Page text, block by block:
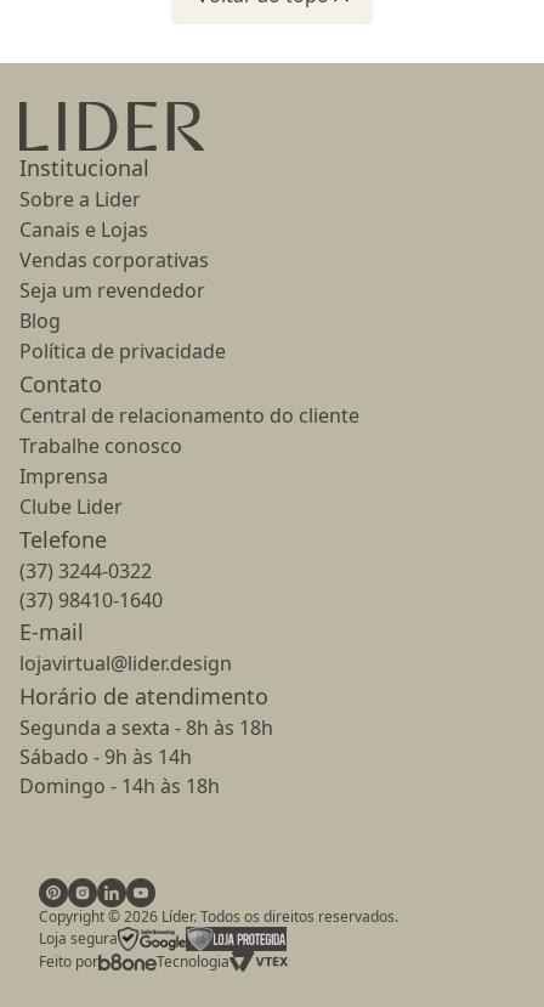
Ir para a página inicial
Institucional
Sobre a Lider
Canais e Lojas
Vendas corporativas
Seja um revendedor
Blog
Política de privacidade
Contato
Central de relacionamento do cliente
Trabalhe conosco
Imprensa
Clube Lider
Telefone
(37) 3244-0322
(37) 98410-1640
E-mail
lojavirtual@lider.design
Horário de atendimento
Segunda a sexta - 8h às 18h
Sábado - 9h às 14h
Domingo - 14h às 18h
Copyright ©2026 Líder. Todos os direitos reservados.
Loja segura
Feito por
Tecnologia